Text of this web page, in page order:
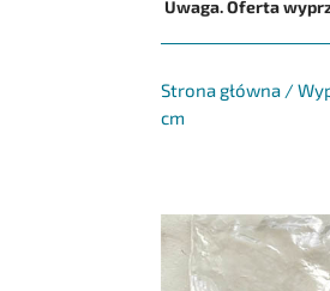
Uwaga. Oferta
Strona główna /
cm